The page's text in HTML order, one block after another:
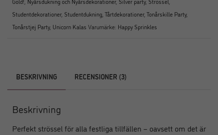
Studentdekorationer, Studentdukning Tårtdekorationer, Tonårskille Party,
Tonårstjej Party, Unicorn Kalas Varumärke: Happy Sprinkles
BESKRIVNING RECENSIONER (3)
Beskrivning
Perfekt strössel för alla festliga tillfällen – oavsett om det är